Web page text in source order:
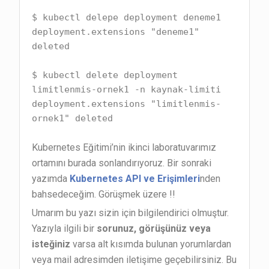
$ kubectl delepe deployment deneme1
deployment.extensions "deneme1"
deleted
$ kubectl delete deployment
limitlenmis-ornek1 -n kaynak-limiti
deployment.extensions "limitlenmis-
ornek1" deleted
Kubernetes Eğitimi’nin ikinci laboratuvarımız
ortamını burada sonlandırıyoruz. Bir sonraki
yazımda Kubernetes API ve Erişimlerinden
bahsedeceğim. Görüşmek üzere !!
Umarım bu yazı sizin için bilgilendirici olmuştur.
Yazıyla ilgili bir sorunuz, görüşünüz veya
isteğiniz varsa alt kısımda bulunan yorumlardan
veya mail adresimden iletişime geçebilirsiniz. Bu